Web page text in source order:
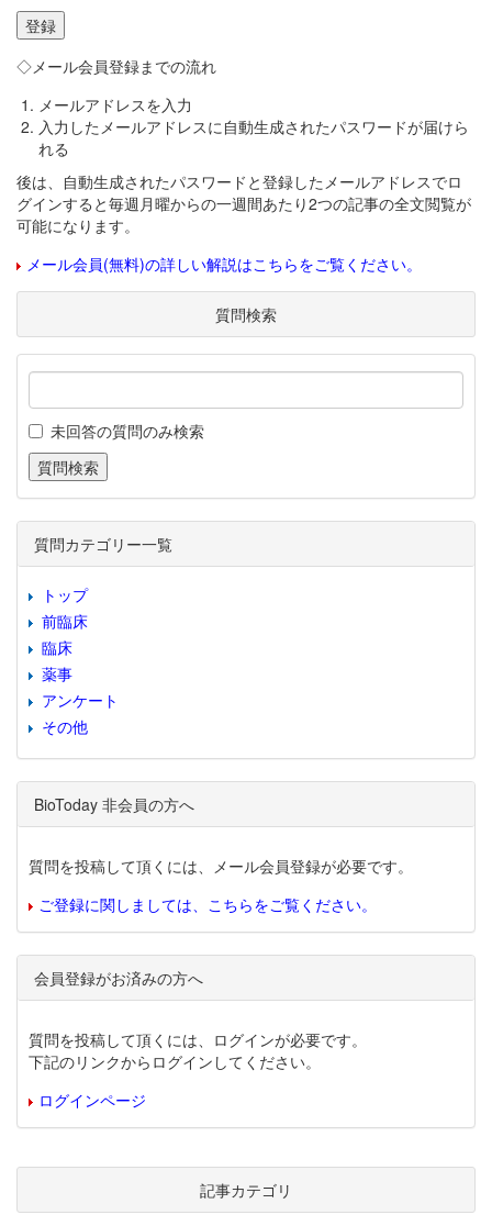
◇メール会員登録までの流れ
メールアドレスを入力
入力したメールアドレスに自動生成されたパスワードが届けら
れる
後は、自動生成されたパスワードと登録したメールアドレスでロ
グインすると毎週月曜からの一週間あたり2つの記事の全文閲覧が
可能になります。
メール会員(無料)の詳しい解説はこちらをご覧ください。
質問検索
未回答の質問のみ検索
質問カテゴリー一覧
トップ
前臨床
臨床
薬事
アンケート
その他
BioToday 非会員の方へ
質問を投稿して頂くには、メール会員登録が必要です。
ご登録に関しましては、こちらをご覧ください。
会員登録がお済みの方へ
質問を投稿して頂くには、ログインが必要です。
下記のリンクからログインしてください。
ログインページ
記事カテゴリ